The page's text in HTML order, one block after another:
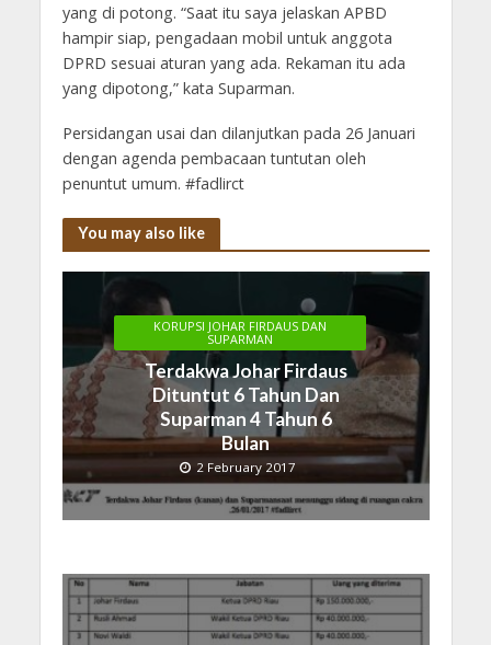
yang di potong. “Saat itu saya jelaskan APBD
hampir siap, pengadaan mobil untuk anggota
DPRD sesuai aturan yang ada. Rekaman itu ada
yang dipotong,” kata Suparman.
Persidangan usai dan dilanjutkan pada 26 Januari
dengan agenda pembacaan tuntutan oleh
penuntut umum. #fadlirct
You may also like
KORUPSI JOHAR FIRDAUS DAN
SUPARMAN
Terdakwa Johar Firdaus
Dituntut 6 Tahun Dan
Suparman 4 Tahun 6
Bulan
2 February 2017